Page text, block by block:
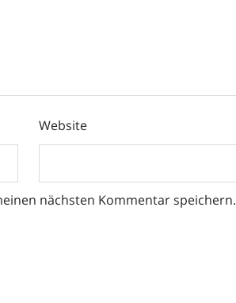
Website
nächsten Kommentar speichern.